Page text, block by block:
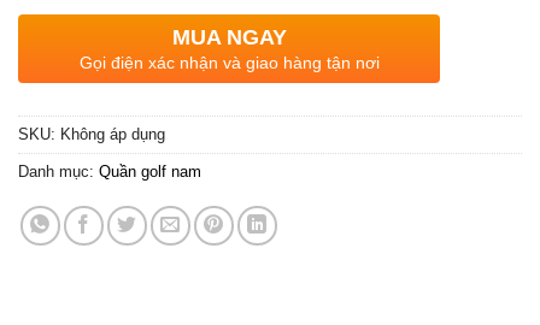
MUA NGAY
Gọi điện xác nhận và giao hàng tận nơi
SKU: Không áp dụng
Danh mục: Quần golf nam